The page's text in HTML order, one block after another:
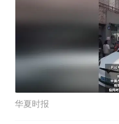
华夏时报